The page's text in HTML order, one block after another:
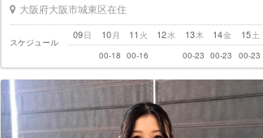
大阪府大阪市城東区在住
スケジュール
日
09 月
10 火
11 水
12 木
13 金
14 土
15
00-18 00-16 00-23 00-23 00-23